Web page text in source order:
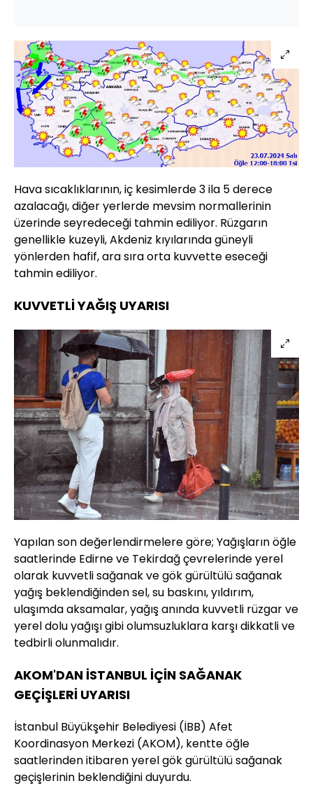
Hava sıcaklıklarının, iç kesimlerde 3 ila 5 derece
azalacağı, diğer yerlerde mevsim normallerinin
üzerinde seyredeceği tahmin ediliyor. Rüzgarın
genellikle kuzeyli, Akdeniz kıyılarında güneyli
yönlerden hafif, ara sıra orta kuvvette eseceği
tahmin ediliyor.
KUVVETLİ YAĞIŞ UYARISI
Yapılan son değerlendirmelere göre; Yağışların öğle
saatlerinde Edirne ve Tekirdağ çevrelerinde yerel
olarak kuvvetli sağanak ve gök gürültülü sağanak
yağış beklendiğinden sel, su baskını, yıldırım,
ulaşımda aksamalar, yağış anında kuvvetli rüzgar ve
yerel dolu yağışı gibi olumsuzluklara karşı dikkatli ve
tedbirli olunmalıdır.
AKOM'DAN İSTANBUL İÇİN SAĞANAK
GEÇİŞLERİ UYARISI
İstanbul Büyükşehir Belediyesi (İBB) Afet
Koordinasyon Merkezi (AKOM), kentte öğle
saatlerinden itibaren yerel gök gürültülü sağanak
geçişlerinin beklendiğini duyurdu.